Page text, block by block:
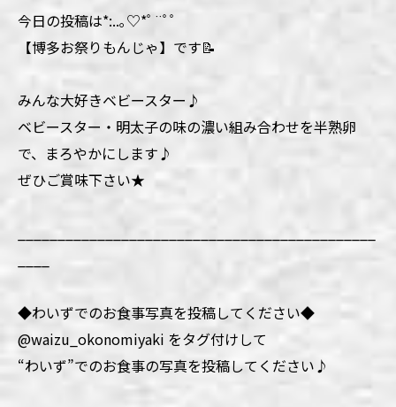
今日の投稿は*:..｡♡*ﾟ¨ﾟﾟ
【博多お祭りもんじゃ】です📝
みんな大好きベビースター♪
ベビースター・明太子の味の濃い組み合わせを半熟卵
で、まろやかにします♪
ぜひご賞味下さい★
◆わいずでのお食事写真を投稿してください◆
@waizu_okonomiyaki をタグ付けして
“わいず”でのお食事の写真を投稿してください♪